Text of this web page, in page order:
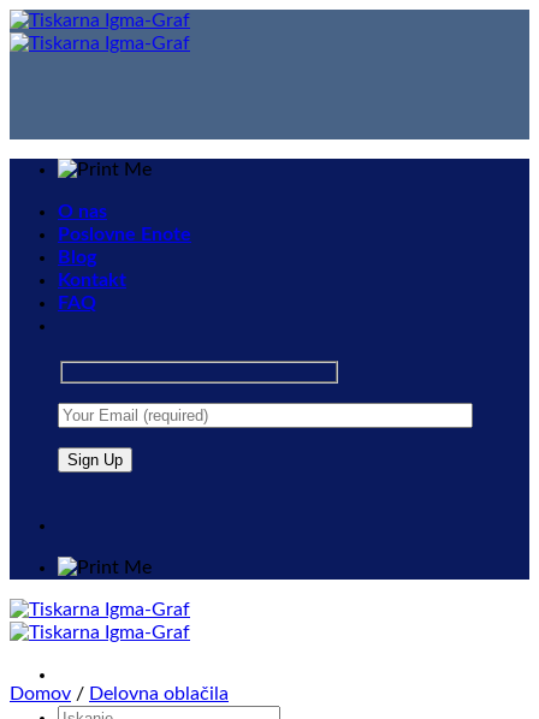
Skip
to
O nas
Poslovne Enote
Blog
Kontakt
FAQ
Domov / Delovna oblačila